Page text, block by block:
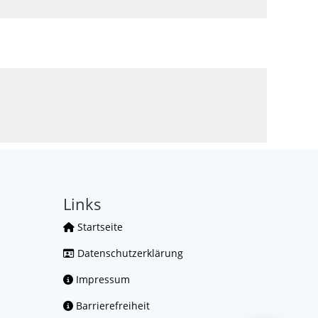
Links
Startseite
Datenschutzerklärung
Impressum
Barrierefreiheit